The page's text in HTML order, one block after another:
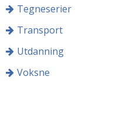
Tegneserier
Transport
Utdanning
Voksne